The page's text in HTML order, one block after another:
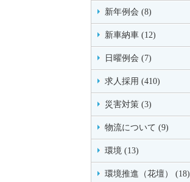
新年例会 (8)
新車納車 (12)
日曜例会 (7)
求人採用 (410)
災害対策 (3)
物流について (9)
環境 (13)
環境推進（花壇） (18)